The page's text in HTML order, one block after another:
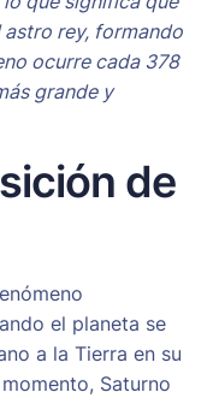
astro rey, formando
ocurre cada 378
grande y
de
el planeta se
a la Tierra en su
Saturno